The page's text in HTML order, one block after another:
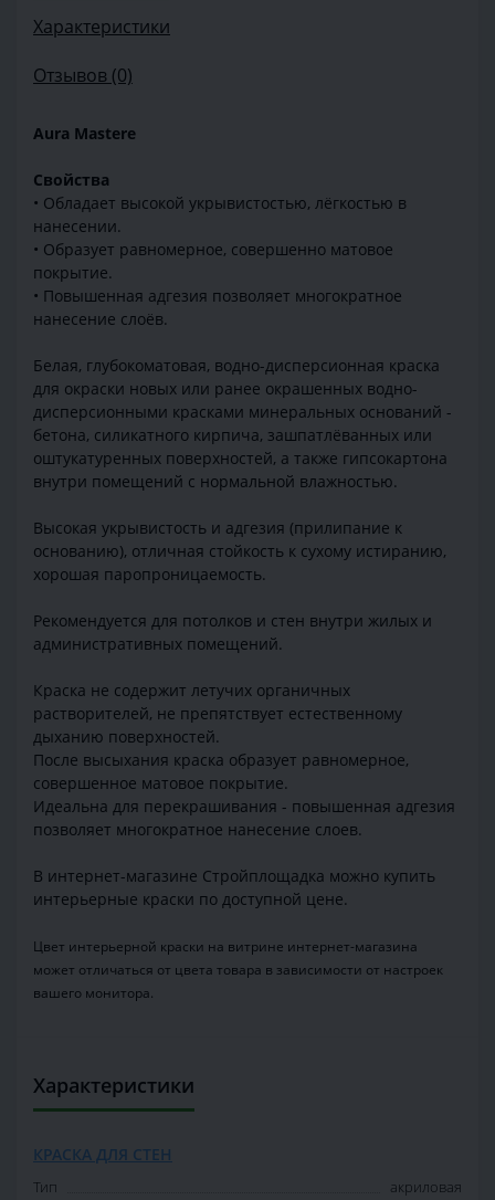
Характеристики
Отзывов (0)
Aura Mastere
Свойства
• Обладает высокой укрывистостью, лёгкостью в
нанесении.
• Образует равномерное, совершенно матовое
покрытие.
• Повышенная адгезия позволяет многократное
нанесение слоёв.
Белая, глубокоматовая, водно-дисперсионная краска
для окраски новых или ранее окрашенных водно-
дисперсионными красками минеральных оснований -
бетона, cиликатного кирпича, зашпатлёванных или
оштукатуренных поверхностей, а также гипсокартона
внутри помещений с нормальной влажностью.
Высокая укрывистость и адгезия (прилипание к
основанию), отличная стойкость к сухому истиранию,
хорошая паропроницаемость.
Рекомендуется для потолков и стен внутри жилых и
административных помещений.
Краска не содержит летучих органичных
растворителей, не препятствует естественному
дыханию поверхностей.
После высыхания краска образует равномерное,
совершенное матовое покрытие.
Идеальна для перекрашивания - повышенная адгезия
позволяет многократное нанесение слоев.
В интернет-магазине Стройплощадка можно купить
интерьерные краски по доступной цене.
Цвет интерьерной краски на витрине интернет-магазина
может отличаться от цвета товара в зависимости от настроек
вашего монитора.
Характеристики
КРАСКА ДЛЯ СТЕН
Тип
акриловая